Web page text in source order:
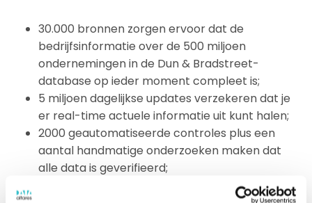
30.000 bronnen zorgen ervoor dat de
bedrijfsinformatie over de 500 miljoen
ondernemingen in de Dun & Bradstreet-
database op ieder moment compleet is;
5 miljoen dagelijkse updates verzekeren dat je
er real-time actuele informatie uit kunt halen;
2000 geautomatiseerde controles plus een
aantal handmatige onderzoeken maken dat
alle data is geverifieerd;
1 miljoen dollar wordt iedere dag geïnvesteerd